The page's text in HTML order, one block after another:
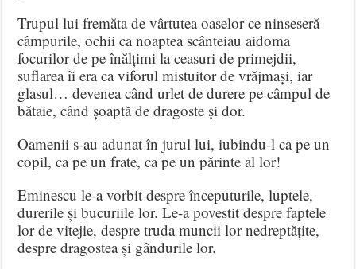
Trupul lui fremăta de vârtutea oaselor ce ninseseră
câmpurile, ochii ca noaptea scânteiau aidoma
focurilor de pe înălțimi la ceasuri de primejdii,
suflarea îi era ca viforul mistuitor de vrăjmași, iar
glasul… devenea când urlet de durere pe câmpul de
bătaie, când șoaptă de dragoste și dor.
Oamenii s-au adunat în jurul lui, iubindu-l ca pe un
copil, ca pe un frate, ca pe un părinte al lor!
Eminescu le-a vorbit despre începuturile, luptele,
durerile și bucuriile lor. Le-a povestit despre faptele
lor de vitejie, despre truda muncii lor nedreptățite,
despre dragostea și gândurile lor.